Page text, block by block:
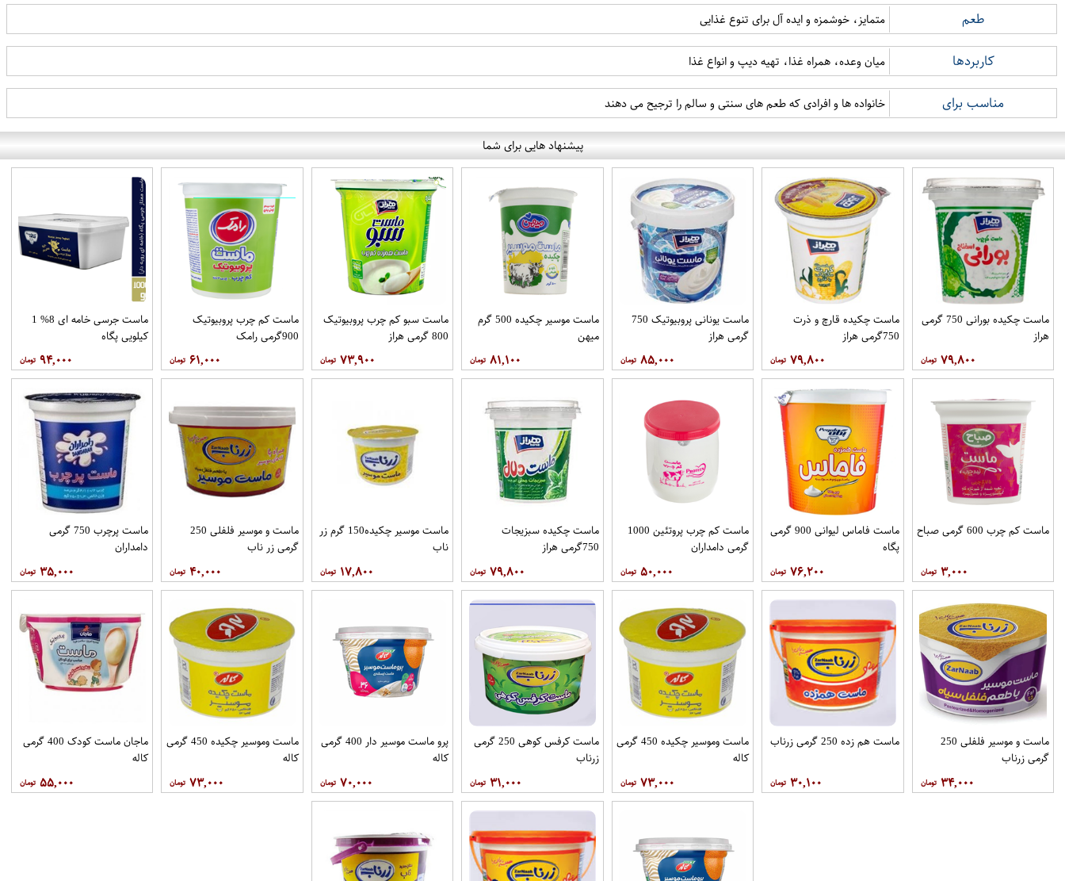
طعم متمایز، خوشمزه و ایده آل برای تنوع غذایی
کاربردها میان وعده، همراه غذا، تهیه دیپ و انواع غذا
مناسب برای خانواده ها و افرادی که طعم های سنتی و سالم را ترجیح می دهند
پیشنهاد هایی برای شما
ماست چکیده بورانی 750 گرمی
هراز
۷۹,۸۰۰
ماست چکیده قارچ و ذرت
750گرمی هراز
۷۹,۸۰۰
ماست یونانی پروبیوتیک 750
گرمی هراز
۸۵,۰۰۰
ماست موسیر چکیده 500 گرم
میهن
۸۱,۱۰۰
ماست سبو کم چرب پروبیوتیک
800 گرمی هراز
۷۳,۹۰۰
ماست کم چرب پروبیوتیک
900گرمی رامک
۶۱,۰۰۰
ماست جرسی خامه ای 8% 1
کیلویی پگاه
۹۴,۰۰۰
ماست کم چرب 600 گرمی صباح
۳,۰۰۰
ماست فاماس لیوانی 900 گرمی
پگاه
۷۶,۲۰۰
ماست کم چرب پروتئین 1000
گرمی دامداران
۵۰,۰۰۰
ماست چکیده سبزیجات
750گرمی هراز
۷۹,۸۰۰
ماست موسیر چکیده150 گرم زر
ناب
۱۷,۸۰۰
ماست و موسیر فلفلی 250
گرمی زر ناب
۴۰,۰۰۰
ماست پرچرب 750 گرمی
دامداران
۳۵,۰۰۰
ماست و موسیر فلفلی 250
گرمی زرناب
۳۴,۰۰۰
ماست هم زده 250 گرمی زرناب
۳۰,۱۰۰
ماست وموسیر چکیده 450 گرمی
کاله
۷۳,۰۰۰
ماست کرفس کوهی 250 گرمی
زرناب
۳۱,۰۰۰
پرو ماست موسیر دار 400 گرمی
کاله
۷۰,۰۰۰
ماست وموسیر چکیده 450 گرمی
کاله
۷۳,۰۰۰
ماجان ماست کودک 400 گرمی
کاله
۵۵,۰۰۰